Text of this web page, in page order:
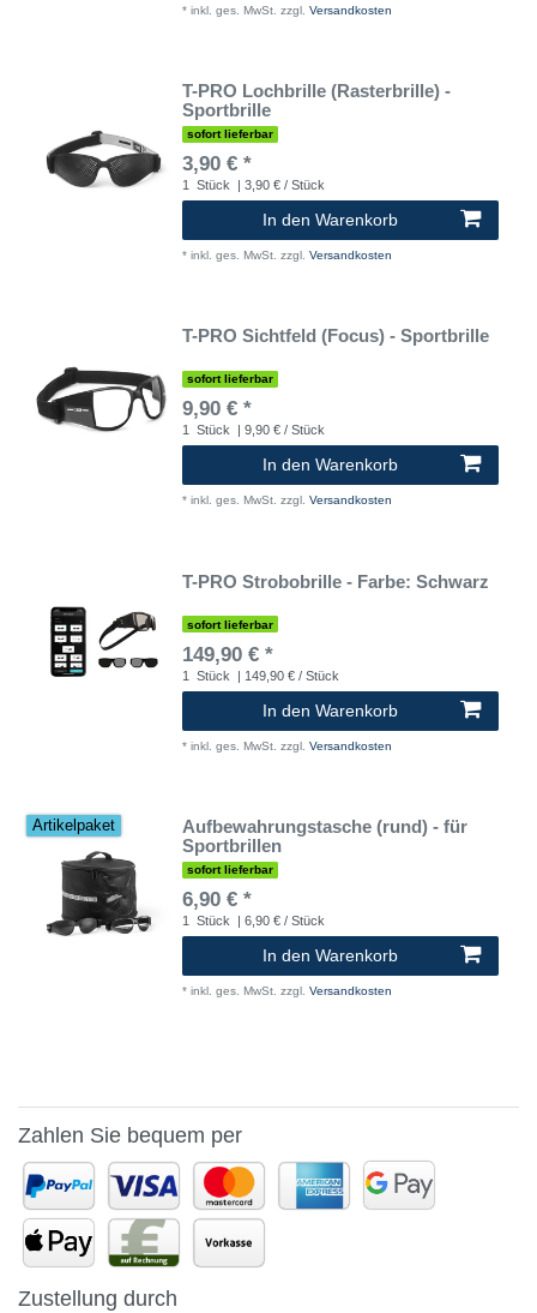
* inkl. ges. MwSt. zzgl. Versandkosten
T-PRO Lochbrille (Rasterbrille) -
Sportbrille
sofort lieferbar
3,90 € *
1 Stück | 3,90 € / Stück
In den Warenkorb
* inkl. ges. MwSt. zzgl. Versandkosten
T-PRO Sichtfeld (Focus) - Sportbrille
sofort lieferbar
9,90 € *
1 Stück | 9,90 € / Stück
In den Warenkorb
* inkl. ges. MwSt. zzgl. Versandkosten
T-PRO Strobobrille - Farbe: Schwarz
sofort lieferbar
149,90 € *
1 Stück | 149,90 € / Stück
In den Warenkorb
* inkl. ges. MwSt. zzgl. Versandkosten
Artikelpaket
Aufbewahrungstasche (rund) - für
Sportbrillen
sofort lieferbar
6,90 € *
1 Stück | 6,90 € / Stück
In den Warenkorb
* inkl. ges. MwSt. zzgl. Versandkosten
Zahlen Sie bequem per
Zustellung durch